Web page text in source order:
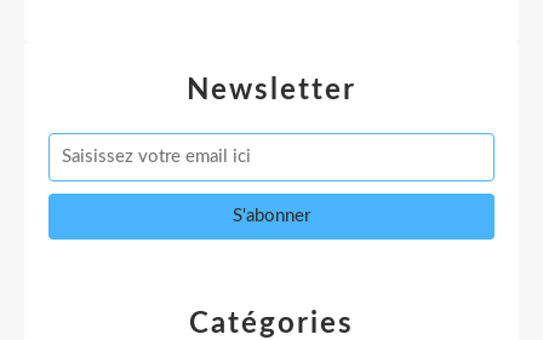
Newsletter
Catégories